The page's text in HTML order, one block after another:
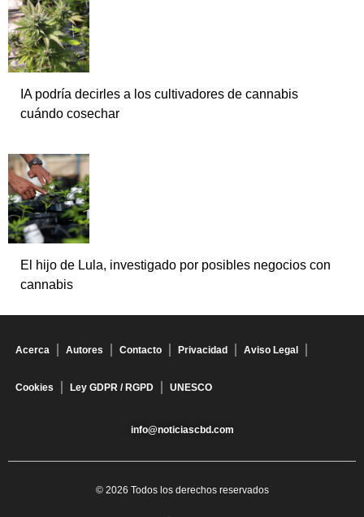
IA podría decirles a los cultivadores de cannabis
cuándo cosechar
El hijo de Lula, investigado por posibles negocios con
cannabis
Acerca Autores Contacto Privacidad Aviso Legal
Cookies Ley GDPR / RGPD UNESCO
info@noticiascbd.com
© 2026 Todos los derechos reservados